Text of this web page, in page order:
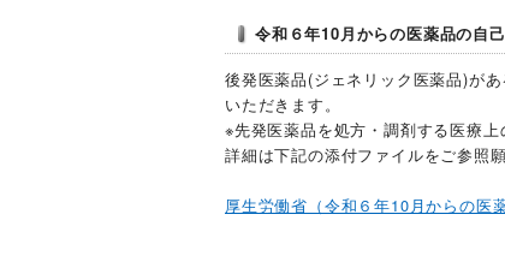
令和６年10月からの医薬品の自
後発医薬品(ジェネリック医薬品)が
いただきます。
※先発医薬品を処方・調剤する医療
詳細は下記の添付ファイルをご参照願
厚生労働省（令和６年10月からの医